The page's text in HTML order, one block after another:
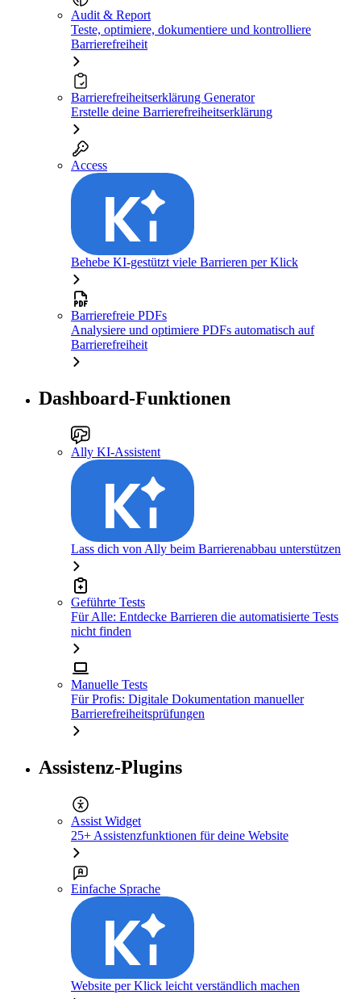
Audit & Report
Teste, optimiere, dokumentiere und kontrolliere
Barrierefreiheit
Barrierefreiheitserklärung Generator
Erstelle deine Barrierefreiheitserklärung
Access
Behebe KI-gestützt viele Barrieren per Klick
Barrierefreie PDFs
Analysiere und optimiere PDFs automatisch auf
Barrierefreiheit
Dashboard-Funktionen
Ally KI-Assistent
Lass dich von Ally beim Barrierenabbau unterstützen
Geführte Tests
Für Alle: Entdecke Barrieren die automatisierte Tests
nicht finden
Manuelle Tests
Für Profis: Digitale Dokumentation manueller
Barrierefreiheitsprüfungen
Assistenz-Plugins
Assist Widget
25+ Assistenzfunktionen für deine Website
Einfache Sprache
Website per Klick leicht verständlich machen